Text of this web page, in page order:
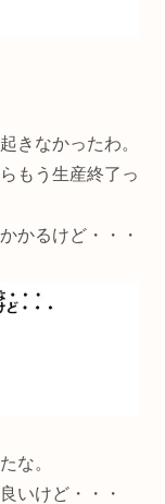
きなかったわ。
もう生産終了っ
かるけど・・・
な。
いけど・・・